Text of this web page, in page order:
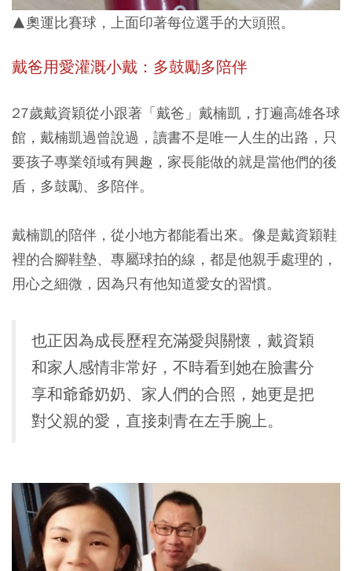
▲奧運比賽球，上面印著每位選手的大頭照。
戴爸用愛灌溉小戴：多鼓勵多陪伴
27歲戴資穎從小跟著「戴爸」戴楠凱，打遍高雄各球
館，戴楠凱過曾說過，讀書不是唯一人生的出路，只
要孩子專業領域有興趣，家長能做的就是當他們的後
盾，多鼓勵、多陪伴。
戴楠凱的陪伴，從小地方都能看出來。像是戴資穎鞋
裡的合腳鞋墊、專屬球拍的線，都是他親手處理的，
用心之細微，因為只有他知道愛女的習慣。
也正因為成長歷程充滿愛與關懷，戴資穎
和家人感情非常好，不時看到她在臉書分
享和爺爺奶奶、家人們的合照，她更是把
對父親的愛，直接刺青在左手腕上。